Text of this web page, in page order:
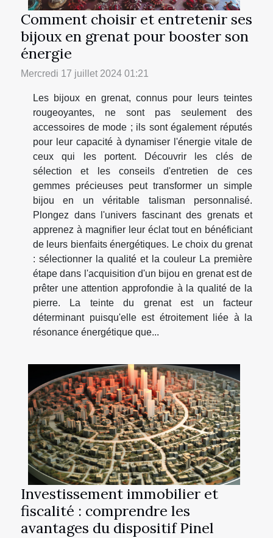
Comment choisir et entretenir ses
bijoux en grenat pour booster son
énergie
Mercredi 17 juillet 2024 01:21
Les bijoux en grenat, connus pour leurs teintes
rougeoyantes, ne sont pas seulement des
accessoires de mode ; ils sont également réputés
pour leur capacité à dynamiser l'énergie vitale de
ceux qui les portent. Découvrir les clés de
sélection et les conseils d'entretien de ces
gemmes précieuses peut transformer un simple
bijou en un véritable talisman personnalisé.
Plongez dans l'univers fascinant des grenats et
apprenez à magnifier leur éclat tout en bénéficiant
de leurs bienfaits énergétiques. Le choix du grenat
: sélectionner la qualité et la couleur La première
étape dans l'acquisition d'un bijou en grenat est de
prêter une attention approfondie à la qualité de la
pierre. La teinte du grenat est un facteur
déterminant puisqu'elle est étroitement liée à la
résonance énergétique que...
Investissement immobilier et
fiscalité : comprendre les
avantages du dispositif Pinel